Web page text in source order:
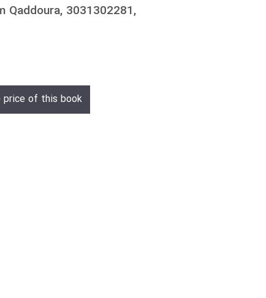
Qaddoura, 3031302281,
price of this book